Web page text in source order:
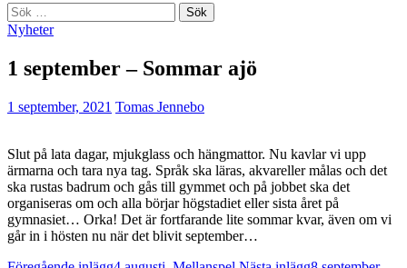
Sök
efter:
Nyheter
1 september – Sommar ajö
1 september, 2021 Tomas Jennebo
Slut på lata dagar, mjukglass och hängmattor. Nu kavlar vi upp
ärmarna och tara nya tag. Språk ska läras, akvareller målas och det
ska rustas badrum och gås till gymmet och på jobbet ska det
organiseras om och alla börjar högstadiet eller sista året på
gymnasiet… Orka! Det är fortfarande lite sommar kvar, även om vi
går in i hösten nu när det blivit september…